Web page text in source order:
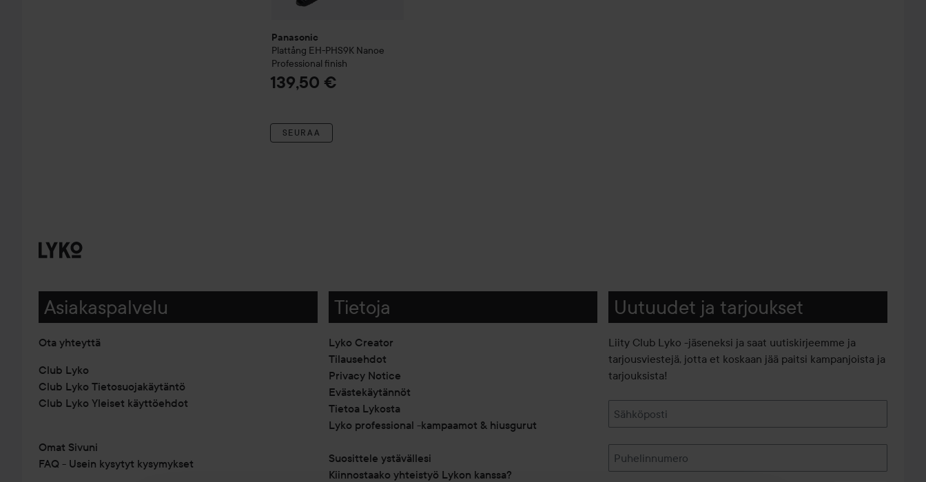
Panasonic
Plattång EH-PHS9K Nanoe
Professional finish
139,50 €
SEURAA
Asiakaspalvelu
Ota yhteyttä
Club Lyko
Club Lyko Tietosuojakäytäntö
Club Lyko Yleiset käyttöehdot
Omat Sivuni
FAQ - Usein kysytyt kysymykset
Tietoja
Lyko Creator
Tilausehdot
Privacy Notice
Evästekäytännöt
Tietoa Lykosta
Lyko professional -kampaamot & hiusgurut
Suosittele ystävällesi
Kiinnostaako yhteistyö Lykon kanssa?
Uutuudet ja tarjoukset
Liity Club Lyko -jäseneksi ja saat uutiskirjeemme ja
tarjousviestejä, jotta et koskaan jää paitsi kampanjoista ja
tarjouksista!
Sähköposti
Puhelinnumero